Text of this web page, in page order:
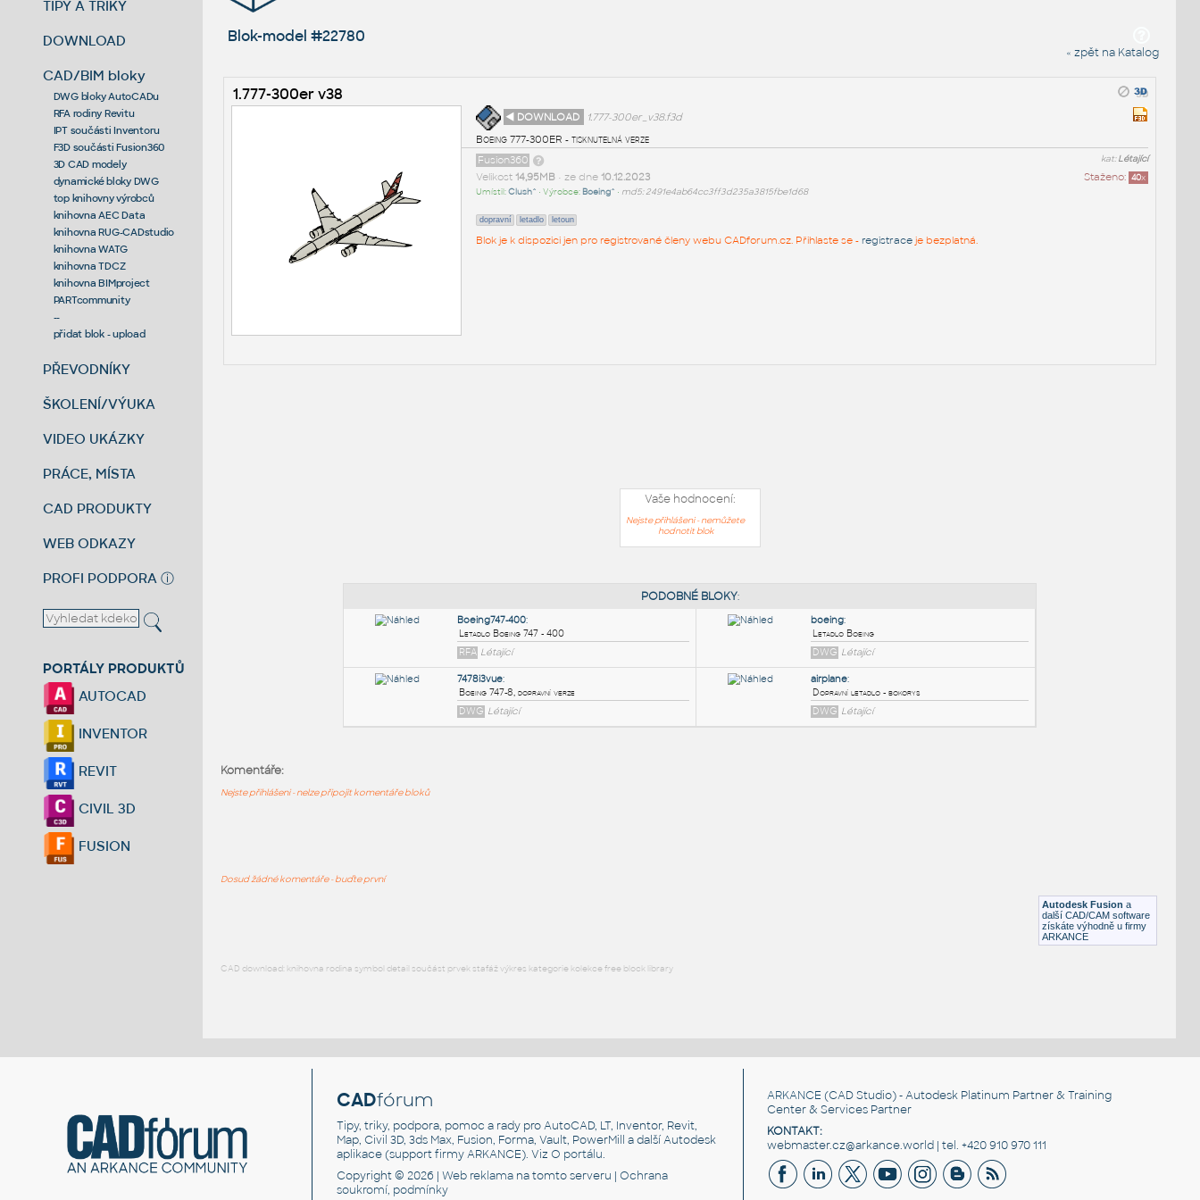
TIPY A TRIKY
DOWNLOAD
CAD/BIM bloky
DWG bloky AutoCADu
RFA rodiny Revitu
IPT součásti Inventoru
F3D součásti Fusion360
3D CAD modely
dynamické bloky DWG
top knihovny výrobců
knihovna AEC Data
knihovna RUG-CADstudio
knihovna WATG
knihovna TDCZ
knihovna BIMproject
PARTcommunity
--
přidat blok - upload
PŘEVODNÍKY
ŠKOLENÍ/VÝUKA
VIDEO UKÁZKY
PRÁCE, MÍSTA
CAD PRODUKTY
WEB ODKAZY
PROFI PODPORA ⓘ
PORTÁLY PRODUKTŮ
AUTOCAD
INVENTOR
REVIT
CIVIL 3D
FUSION
Blok-model #22780
« zpět na Katalog
1.777-300er v38
◄ DOWNLOAD
1.777-300er_v38.f3d
Boeing 777-300ER - tisknutelná verze
kat:Létající
Fusion360
Staženo: 40x
Velikost 14,95MB• ze dne 10.12.2023
Umístil:Clush^ • Výrobce: Boeing^ • md5: 2491e4ab64cc3ff3d235a3815fbe1d68
dopravní letadlo letoun
Blok je k dispozici jen pro registrované členy webu CADforum.cz. Přihlaste se - registraceje bezplatná.
Vaše hodnocení:
Nejste přihlášeni - nemůžete
hodnotit blok
Autodesk Fusion a
další CAD/CAM software
získáte výhodně u firmy
ARKANCE
Komentáře:
Nejste přihlášeni - nelze připojit komentáře bloků
Dosud žádné komentáře - buďte první
CAD download: knihovna rodina symbol detail součást prvek stafáž výkres kategorie kolekce free block library
CADfórum
Tipy, triky, podpora, pomoc a rady pro AutoCAD, LT, Inventor, Revit,
Map, Civil 3D, 3ds Max, Fusion, Forma, Vault, PowerMill a další Autodesk
aplikace (support firmy ARKANCE). VizO portálu.
Copyright © 2026 |Web reklama na tomto serveru |Ochrana
soukromí, podmínky
ARKANCE (CAD Studio) - Autodesk Platinum Partner & Training
Center & Services Partner
KONTAKT:
webmaster.cz@arkance.world | tel. +420 910 970 111